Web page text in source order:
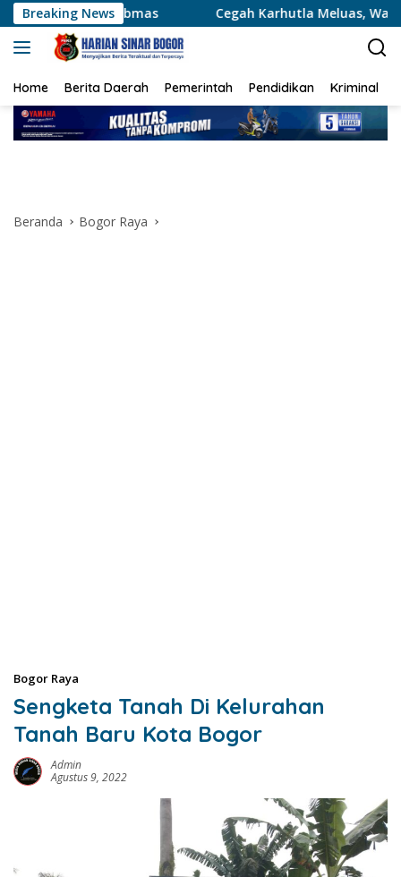
Langsung
ke
konten
Breaking NewsCegah Karhutla Meluas, Wakapolda Riau dan
Home Berita Daerah Pemerintah Pendidikan Kriminal
Beranda Bogor Raya
Bogor Raya
Sengketa Tanah Di Kelurahan
Tanah Baru Kota Bogor
Admin
Agustus 9, 2022